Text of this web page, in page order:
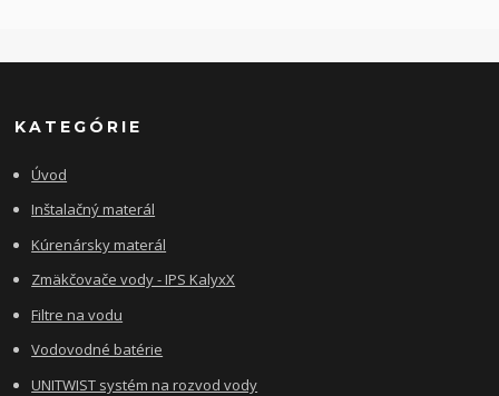
KATEGÓRIE
Úvod
Inštalačný materál
Kúrenársky materál
Zmäkčovače vody - IPS KalyxX
Filtre na vodu
Vodovodné batérie
UNITWIST systém na rozvod vody